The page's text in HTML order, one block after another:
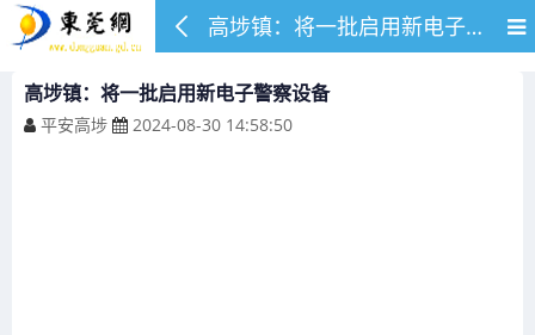
高埗镇：将一批启用新电子警察设备
高埗镇：将一批启用新电子警察设备
平安高埗 2024-08-30 14:58:50